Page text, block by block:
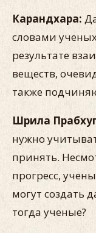
Карандхара:
словами
результате
веществ,
также
Шрила
нужно
принять.
прогресс,
могут создать
тогда ученые?